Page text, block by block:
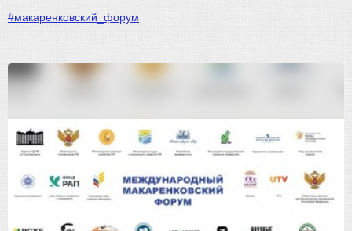
#макаренковский_форум